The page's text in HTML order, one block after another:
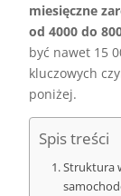
miesięczne
od 4000 do
być nawet 15
kluczowych
poniżej.
Spis treści
Struktura